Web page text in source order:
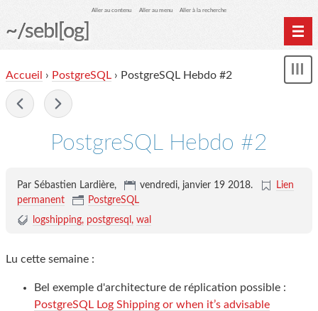
Aller au contenu Aller au menu Aller à la recherche
~/sebl[og]
Archives
Accueil › PostgreSQL › PostgreSQL Hebdo #2
PostgreSQL Hebdo #2
Par Sébastien Lardière, vendredi, janvier 19 2018.
Lien
permanent
PostgreSQL
logshipping postgresql wal
Lu cette semaine :
Bel exemple d'architecture de réplication possible :
PostgreSQL Log Shipping or when it’s advisable